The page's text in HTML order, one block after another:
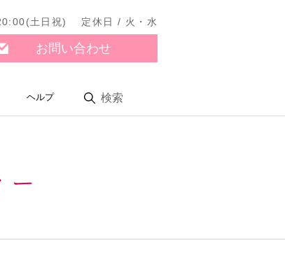
土日祝) 定休日 / 火・水
お問い合わせ
ヘルプ 検索
ー